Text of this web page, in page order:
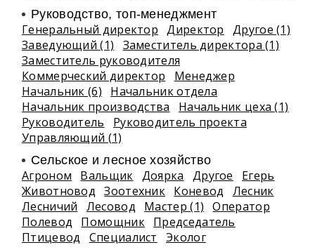
Руководство, топ-менеджмент
Генеральный директор Директор
Другое (1)
Заведующий (1)
Заместитель директора (1)
Заместитель руководителя
Коммерческий директор
Менеджер
Начальник (6)
Начальник отдела
Начальник производства
Начальник цеха (1)
Руководитель
Руководитель проекта
Управляющий (1)
Сельское и лесное хозяйство
Агроном Вальщик Доярка Другое
Егерь
Животновод
Зоотехник Коневод
Лесник
Лесничий
Лесовод Мастер (1)
Оператор
Полевод
Помощник Председатель
Птицевод
Специалист Эколог